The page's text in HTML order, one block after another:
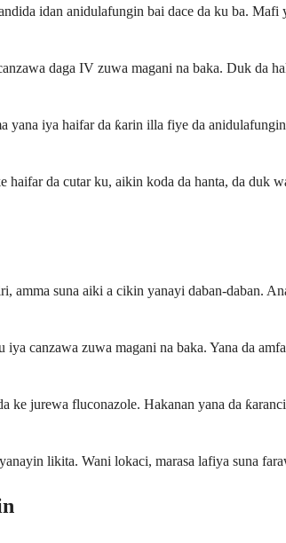
idan anidulafungin bai dace da ku ba.
daga IV zuwa magani na baka. Duk da
yana iya haifar da ƙarin illa fiye da
haifar da cutar ku, aikin koda da hanta, da
amma suna aiki a cikin yanayi daban-daban.
canzawa zuwa magani na baka. Yana da
jurewa fluconazole. Hakanan yana da
likita. Wani lokaci, marasa lafiya suna